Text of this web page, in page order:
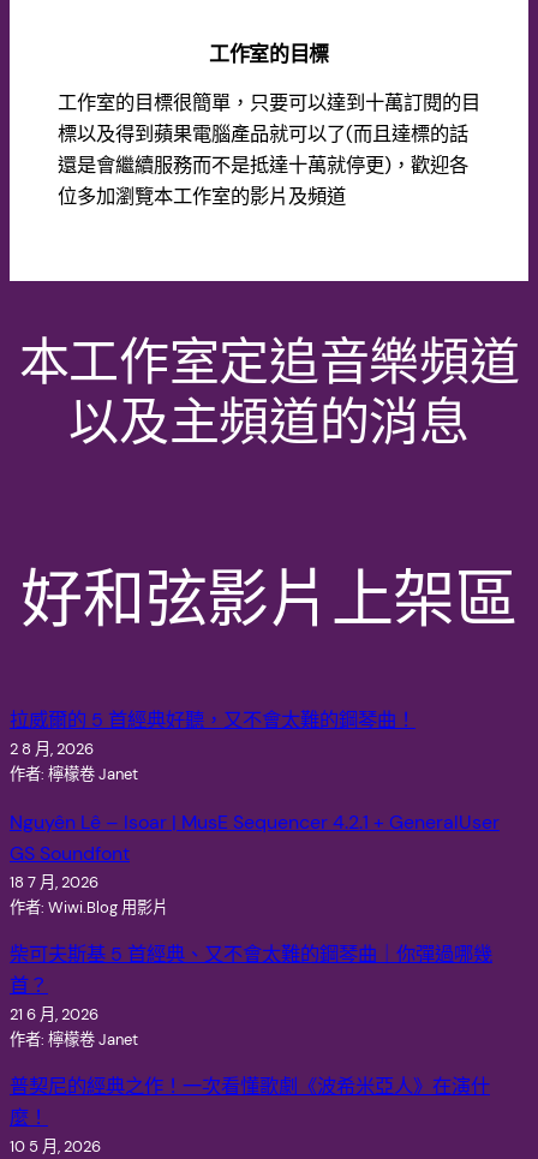
工作室的目標
工作室的目標很簡單，只要可以達到十萬訂閱的目
標以及得到蘋果電腦產品就可以了(而且達標的話
還是會繼續服務而不是抵達十萬就停更)，歡迎各
位多加瀏覽本工作室的影片及頻道
本工作室定追音樂頻道
以及主頻道的消息
好和弦影片上架區
拉威爾的 5 首經典好聽，又不會太難的鋼琴曲！
2 8 月, 2026
作者: 檸檬卷 Janet
Nguyên Lê – Isoar | MusE Sequencer 4.2.1 + GeneralUser
GS Soundfont
18 7 月, 2026
作者: Wiwi.Blog 用影片
柴可夫斯基 5 首經典、又不會太難的鋼琴曲｜你彈過哪幾
首？
21 6 月, 2026
作者: 檸檬卷 Janet
普契尼的經典之作！一次看懂歌劇《波希米亞人》在演什
麼！
10 5 月, 2026